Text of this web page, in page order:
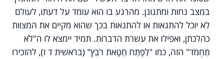
במצב נחות ומתגונן. מהרגע בו הוא עומד על דעתו, לעולם
לא יוכל להתגאות או להתנאות בכך שהוא מקיים את המצוות
כהלכתן, ואפילו את עשרת הדברות. תמיד יימצא לו ה"לֹא
תַחְמֹד" הזה, כמו "לַפֶּתַח חַטָּאת רֹבֵץ" (בראשית ד ז), להזכירו